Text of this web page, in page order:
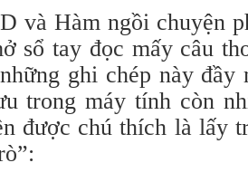
và Hàm ngồi chuyện
sổ tay đọc mấy câu
ghi chép này đầy
trong máy tính còn
được chú thích là lấy